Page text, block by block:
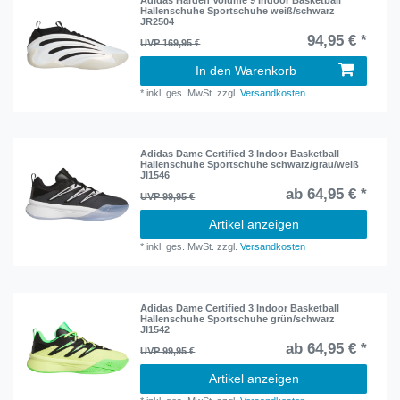
Hallenschuhe Sportschuhe weiß/schwarz
JR2504
UVP 169,95 €
94,95 € *
In den Warenkorb
*inkl. ges. MwSt. zzgl.Versandkosten
Adidas Dame Certified 3 Indoor Basketball
Hallenschuhe Sportschuhe schwarz/grau/weiß
JI1546
UVP 99,95 €
ab 64,95 € *
Artikel anzeigen
*inkl. ges. MwSt. zzgl.Versandkosten
Adidas Dame Certified 3 Indoor Basketball
Hallenschuhe Sportschuhe grün/schwarz
JI1542
UVP 99,95 €
ab 64,95 € *
Artikel anzeigen